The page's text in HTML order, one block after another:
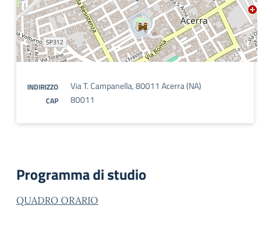
INDIRIZZO Via T. Campanella, 80011 Acerra (NA)
CAP 80011
Programma di studio
QUADRO ORARIO